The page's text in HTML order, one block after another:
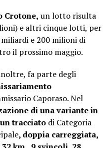
Crotone, un lotto risulta
e altri cinque lotti, per
e 200 milioni di
il prossimo maggio.
fa parte degli
Caporaso. Nel
di una variante in
tracciato di Categoria
, doppia carreggiata,